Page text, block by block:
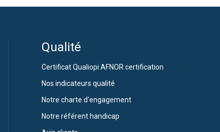
Qualité
Certificat Qualiopi AFNOR certification
Nos indicateurs qualité
Notre charte d'engagement
Notre référent handicap